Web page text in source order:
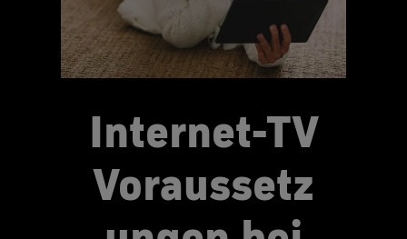
Internet-TV
Voraussetz